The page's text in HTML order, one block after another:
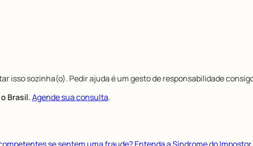
isso sozinha(o). Pedir ajuda é um gesto de responsabilidade
Brasil.Agende sua consulta.
se sentem uma fraude? Entenda a Síndrome do Impostor.